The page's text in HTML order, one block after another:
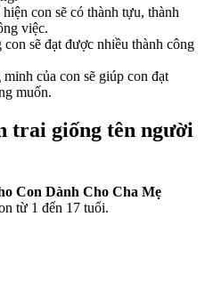
con sẽ có thành tựu, thành
việc.
con sẽ đạt được nhiều thành công
của con sẽ giúp con đạt
muốn.
trai giống tên người
Con Dành Cho Cha Mẹ
từ 1 đến 17 tuổi.